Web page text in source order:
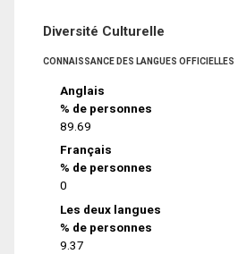
Diversité Culturelle
CONNAISSANCE DES LANGUES OFFICIELLES
Anglais
% de personnes
89.69
Français
% de personnes
0
Les deux langues
% de personnes
9.37